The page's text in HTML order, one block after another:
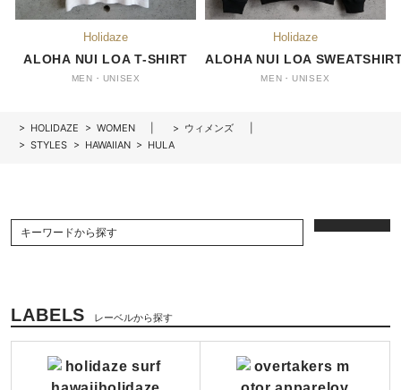
ALOHA NUI LOA T-SHIRT
MEN・UNISEX
ALOHA NUI LOA
MEN・UNISEX
> HOLIDAZE > WOMEN > ウィメンズ
>STYLES > HAWAIIAN > HULA
LABELS レーベルから探す